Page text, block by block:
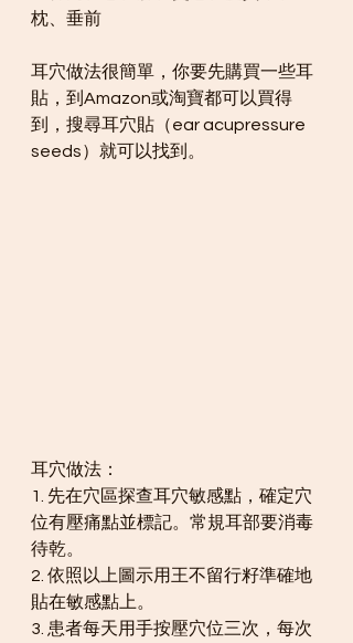
枕、垂前
耳穴做法很簡單，你要先購買一些耳
貼，到Amazon或淘寶都可以買得
到，搜尋耳穴貼（ear acupressure
seeds）就可以找到。
耳穴做法：
1. 先在穴區探查耳穴敏感點，確定穴
位有壓痛點並標記。常規耳部要消毒
待乾。
2. 依照以上圖示用王不留行籽準確地
貼在敏感點上。
3. 患者每天用手按壓穴位三次，每次